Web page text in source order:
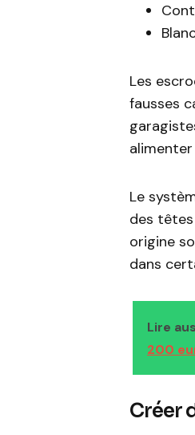
Les
fausses
Le
des
origine
dans
Lire
200
Créer